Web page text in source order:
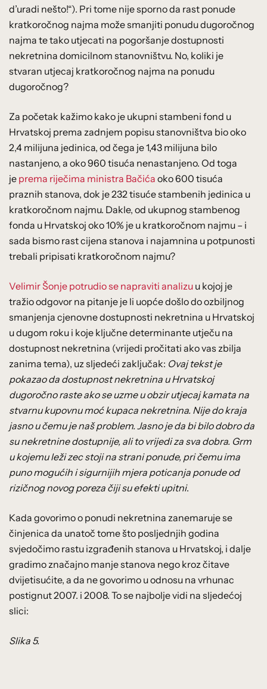
d’uradi nešto!“). Pri tome nije sporno da rast ponude
kratkoročnog najma može smanjiti ponudu dugoročnog
najma te tako utjecati na pogoršanje dostupnosti
nekretnina domicilnom stanovništvu. No, koliki je
stvaran utjecaj kratkoročnog najma na ponudu
dugoročnog?
Za početak kažimo kako je ukupni stambeni fond u
Hrvatskoj prema zadnjem popisu stanovništva bio oko
2,4 milijuna jedinica, od čega je 1,43 milijuna bilo
nastanjeno, a oko 960 tisuća nenastanjeno. Od toga
je prema riječima ministra Bačića oko 600 tisuća
praznih stanova, dok je 232 tisuće stambenih jedinica u
kratkoročnom najmu. Dakle, od ukupnog stambenog
fonda u Hrvatskoj oko 10% je u kratkoročnom najmu – i
sada bismo rast cijena stanova i najamnina u potpunosti
trebali pripisati kratkoročnom najmu?
Velimir Šonje potrudio se napraviti analizu u kojoj je
tražio odgovor na pitanje je li uopće došlo do ozbiljnog
smanjenja cjenovne dostupnosti nekretnina u Hrvatskoj
u dugom roku i koje ključne determinante utječu na
dostupnost nekretnina (vrijedi pročitati ako vas zbilja
zanima tema), uz sljedeći zaključak: Ovaj tekst je
pokazao da dostupnost nekretnina u Hrvatskoj
dugoročno raste ako se uzme u obzir utjecaj kamata na
stvarnu kupovnu moć kupaca nekretnina. Nije do kraja
jasno u čemu je naš problem. Jasno je da bi bilo dobro da
su nekretnine dostupnije, ali to vrijedi za sva dobra. Grm
u kojemu leži zec stoji na strani ponude, pri čemu ima
puno mogućih i sigurnijih mjera poticanja ponude od
rizičnog novog poreza čiji su efekti upitni.
Kada govorimo o ponudi nekretnina zanemaruje se
činjenica da unatoč tome što posljednjih godina
svjedočimo rastu izgrađenih stanova u Hrvatskoj, i dalje
gradimo značajno manje stanova nego kroz čitave
dvijetisućite, a da ne govorimo u odnosu na vrhunac
postignut 2007. i 2008. To se najbolje vidi na sljedećoj
slici:
Slika 5.